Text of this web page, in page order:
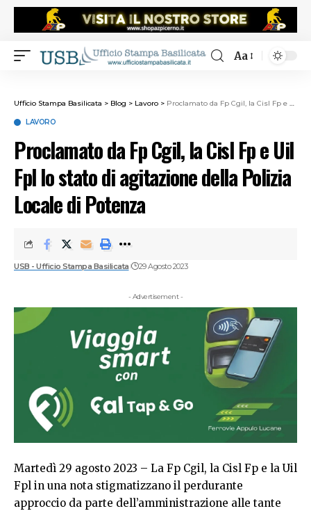
Aa
Ufficio Stampa Basilicata > Blog > Lavoro > Proclamato da Fp Cgil, la Cisl Fp e Uil Fpl lo stato di agitazione della Polizia Locale di Potenza
LAVORO
Proclamato da Fp Cgil, la Cisl Fp e Uil
Fpl lo stato di agitazione della Polizia
Locale di Potenza
USB - Ufficio Stampa Basilicata 29 Agosto 2023
- Advertisement -
Martedì 29 agosto 2023 – La Fp Cgil, la Cisl Fp e la Uil
Fpl in una nota stigmatizzano il perdurante
approccio da parte dell’amministrazione alle tante